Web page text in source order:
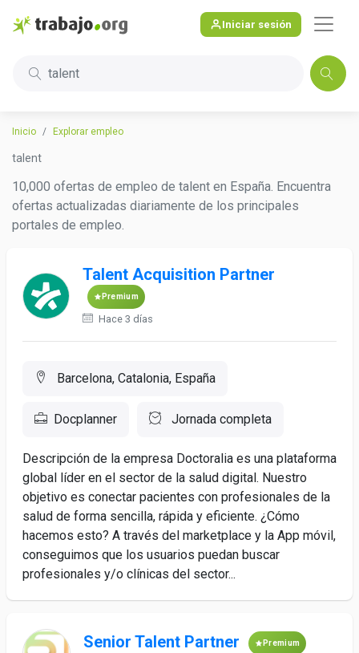
Iniciar sesión
talent
Inicio Explorar empleo
talent
10,000 ofertas de empleo de talent en España. Encuentra
ofertas actualizadas diariamente de los principales
portales de empleo.
Talent Acquisition Partner
Premium
Hace 3 días
Barcelona, Catalonia, España
Docplanner Jornada completa
Descripción de la empresa Doctoralia es una plataforma
global líder en el sector de la salud digital. Nuestro
objetivo es conectar pacientes con profesionales de la
salud de forma sencilla, rápida y eficiente. ¿Cómo
hacemos esto? A través del marketplace y la App móvil,
conseguimos que los usuarios puedan buscar
profesionales y/o clínicas del sector...
Senior Talent Partner Premium